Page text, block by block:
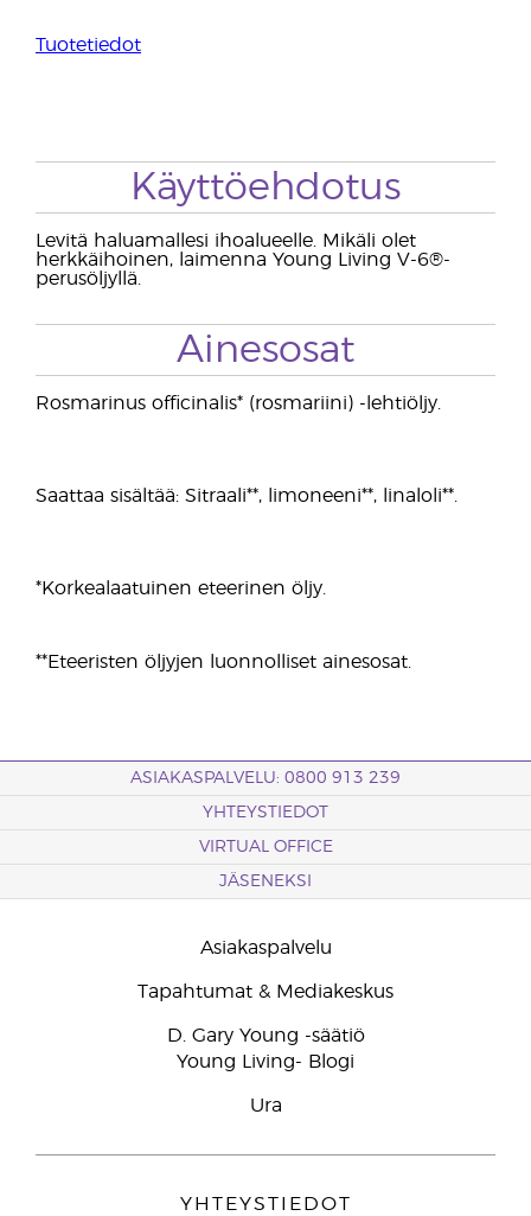
Tuotetiedot
Käyttöehdotus
Levitä haluamallesi ihoalueelle. Mikäli olet
herkkäihoinen, laimenna Young Living V-6®-
perusöljyllä.
Ainesosat
Rosmarinus officinalis* (rosmariini) -lehtiöljy.
Saattaa sisältää: Sitraali**, limoneeni**, linaloli**.
*Korkealaatuinen eteerinen öljy.
**Eteeristen öljyjen luonnolliset ainesosat.
ASIAKASPALVELU: 0800 913 239
YHTEYSTIEDOT
VIRTUAL OFFICE
JÄSENEKSI
Asiakaspalvelu
Tapahtumat & Mediakeskus
D. Gary Young -säätiö
Young Living- Blogi
Ura
YHTEYSTIEDOT